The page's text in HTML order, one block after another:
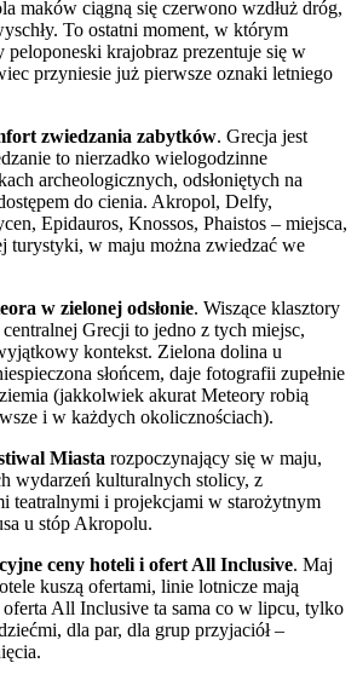
maków ciągną się czerwono wzdłuż dróg,
To ostatni moment, w którym
krajobraz prezentuje się w
przyniesie już pierwsze oznaki letniego
zwiedzania zabytków. Grecja jest
to nierzadko wielogodzinne
archeologicznych, odsłoniętych na
do cienia. Akropol, Delfy,
Epidauros, Knossos, Phaistos – miejsca,
turystyki, w maju można zwiedzać we
w zielonej odsłonie. Wiszące klasztory
Grecji to jedno z tych miejsc,
kontekst. Zielona dolina u
słońcem, daje fotografii zupełnie
(jakkolwiek akurat Meteory robią
i w każdych okolicznościach).
Miasta rozpoczynający się w maju,
wydarzeń kulturalnych stolicy, z
teatralnymi i projekcjami w starożytnym
u stóp Akropolu.
ceny hoteli i ofert All Inclusive. Maj
kuszą ofertami, linie lotnicze mają
All Inclusive ta sama co w lipcu, tylko
dla par, dla grup przyjaciół –